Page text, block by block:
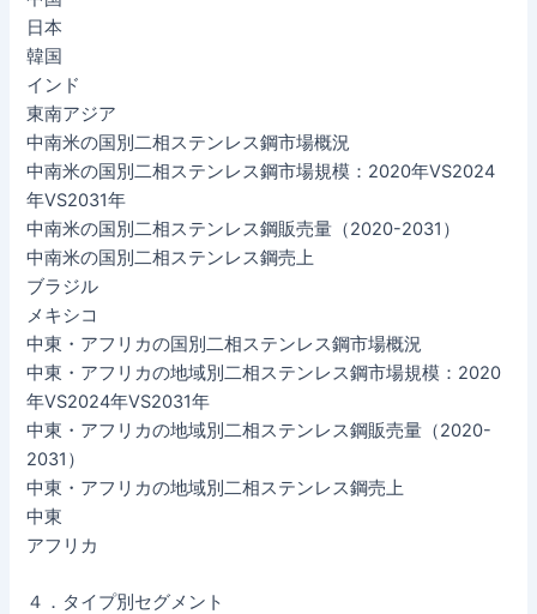
日本
韓国
インド
東南アジア
中南米の国別二相ステンレス鋼市場概況
中南米の国別二相ステンレス鋼市場規模：2020年VS2024
年VS2031年
中南米の国別二相ステンレス鋼販売量（2020-2031）
中南米の国別二相ステンレス鋼売上
ブラジル
メキシコ
中東・アフリカの国別二相ステンレス鋼市場概況
中東・アフリカの地域別二相ステンレス鋼市場規模：2020
年VS2024年VS2031年
中東・アフリカの地域別二相ステンレス鋼販売量（2020-
2031）
中東・アフリカの地域別二相ステンレス鋼売上
中東
アフリカ
４．タイプ別セグメント